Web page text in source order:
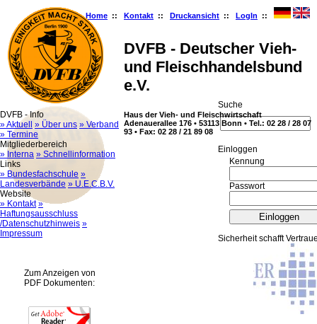
Home :: Kontakt :: Druckansicht :: LogIn ::
DVFB - Deutscher Vieh-
und Fleischhandelsbund
e.V.
Haus der Vieh- und Fleischwirtschaft
Adenauerallee 176 • 53113 Bonn • Tel.: 02 28 / 28 07
93 • Fax: 02 28 / 21 89 08
DVFB - Info
» Aktuell
» Über uns » Verband
» Termine
Mitgliederbereich
» Interna » Schnellinformation
Links
» Bundesfachschule »
Landesverbände » U.E.C.B.V.
Website
» Kontakt »
Haftungsausschluss
/Datenschutzhinweis »
Impressum
Zum Anzeigen von
PDF Dokumenten:
Suche
Ein­log­gen
Kennung
Passwort
Sicherheit schafft